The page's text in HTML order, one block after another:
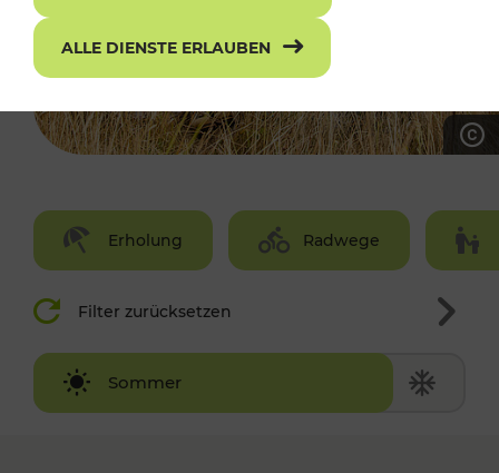
Erholung Radwege
Filter zurücksetzen
Sommer
Winter
ALLE DIENSTE ERLAUBEN